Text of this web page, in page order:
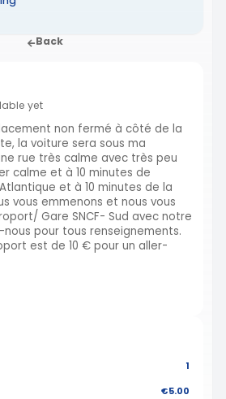
Back
yet
non fermé à côté de la
la voiture sera sous ma
rue très calme avec très peu
calme et à 10 minutes de
et à 10 minutes de la
vous emmenons et nous vous
Gare SNCF- Sud avec notre
pour tous renseignements.
est de 10 € pour un aller-
1
€5.00